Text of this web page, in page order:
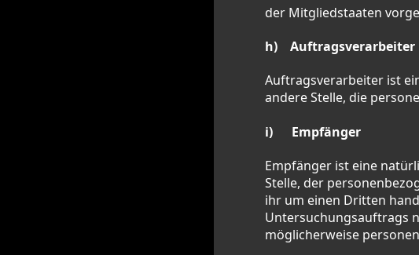
der Mitgliedstaaten
h) Auftragsverarbeiter
Auftragsverarbeiter ist
andere Stelle, die
i) Empfänger
Empfänger ist eine
Stelle, der
ihr um einen Dritten
Untersuchungsauftrags
möglicherweise